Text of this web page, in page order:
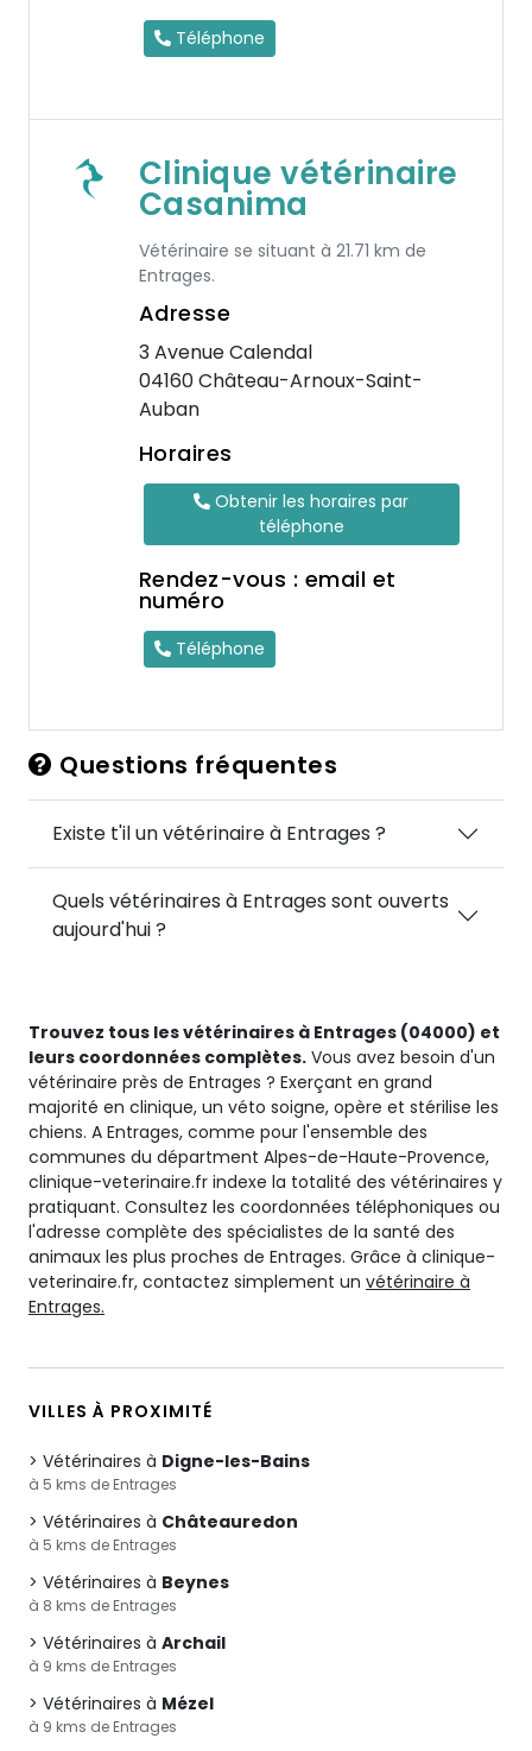
Téléphone
Clinique vétérinaire
Casanima
Vétérinaire se situant à 21.71 km de
Entrages.
Adresse
3 Avenue Calendal
04160 Château-Arnoux-Saint-
Auban
Horaires
Obtenir les horaires par
téléphone
Rendez-vous : email et
numéro
Téléphone
Questions fréquentes
Existe t'il un vétérinaire à Entrages ?
Quels vétérinaires à Entrages sont ouverts
aujourd'hui ?
Trouvez tous les vétérinaires à Entrages (04000) et
leurs coordonnées complètes. Vous avez besoin d'un
vétérinaire près de Entrages ? Exerçant en grand
majorité en clinique, un véto soigne, opère et stérilise les
chiens. A Entrages, comme pour l'ensemble des
communes du départment Alpes-de-Haute-Provence,
clinique-veterinaire.fr indexe la totalité des vétérinaires y
pratiquant. Consultez les coordonnées téléphoniques ou
l'adresse complète des spécialistes de la santé des
animaux les plus proches de Entrages. Grâce à clinique-
veterinaire.fr, contactez simplement un vétérinaire à
Entrages.
VILLES À PROXIMITÉ
Vétérinaires à Digne-les-Bains
à 5 kms de Entrages
Vétérinaires à Châteauredon
à 5 kms de Entrages
Vétérinaires à Beynes
à 8 kms de Entrages
Vétérinaires à Archail
à 9 kms de Entrages
Vétérinaires à Mézel
à 9 kms de Entrages